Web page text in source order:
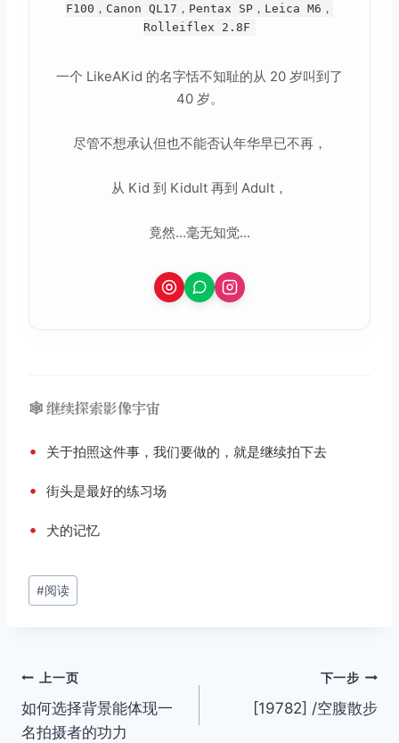
F100，Canon QL17，Pentax SP，Leica M6，
Rolleiflex 2.8F
一个 LikeAKid 的名字恬不知耻的从 20 岁叫到了
40 岁。
尽管不想承认但也不能否认年华早已不再，
从 Kid 到 Kidult 再到 Adult，
竟然...毫无知觉...
🕸️ 继续探索影像宇宙
• 关于拍照这件事，我们要做的，就是继续拍下去
• 街头是最好的练习场
• 犬的记忆
文
章
#阅读
文
章
上一页
如何选择背景能体现一
名拍摄者的功力
下一步
[19782] /空腹散步